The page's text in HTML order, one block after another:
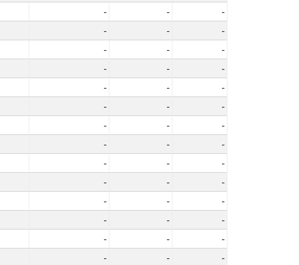
- -
-
- -
-
- -
-
- -
-
- -
-
- -
-
- -
-
- -
-
- -
-
- -
-
- -
-
- -
-
- -
-
- -
-